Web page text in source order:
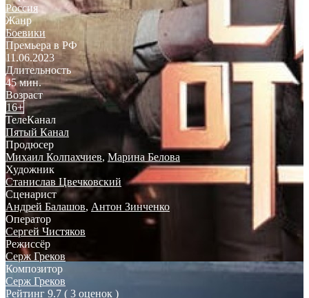
Россия
Жанр
Боевики
Премьера в РФ
11.06.2023
Длительность
45 мин.
Возраст
16+
ТелеКанал
Пятый Канал
Продюсер
Михаил Колпахчиев, Марина Белова
Художник
Станислав Цвечковский
Сценарист
Андрей Балашов, Антон Зинченко
Оператор
Сергей Чистяков
Режиссёр
Серж Греков
Композитор
Серж Греков
Рейтинг 9.7 ( 3 оценок )